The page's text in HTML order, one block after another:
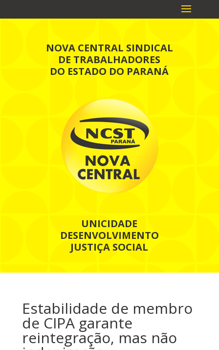
NOVA CENTRAL SINDICAL
DE TRABALHADORES
DO ESTADO DO PARANÁ
UNICIDADE
DESENVOLVIMENTO
JUSTIÇA SOCIAL
Estabilidade de membro
de CIPA garante
reintegração, mas não